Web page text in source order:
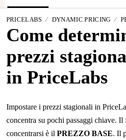
PRICELABS DYNAMIC PRICING
Come
prezzi
in PriceLabs
Impostare i prezzi stagionali in
concentra su pochi passaggi chiave. Il
concentrarsi è il PREZZO BASE. Il